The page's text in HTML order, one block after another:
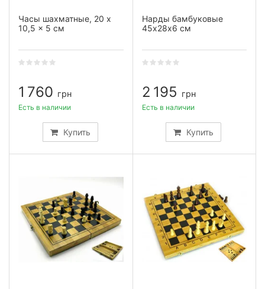
Часы шахматные, 20 x
10,5 x 5 см
1 760 грн
Купить
Есть в наличии
Нарды бамбуковые
45х28х6 см
2 195 грн
Купить
Есть в наличии